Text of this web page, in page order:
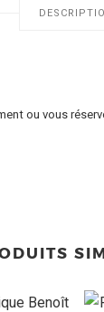
ou vous